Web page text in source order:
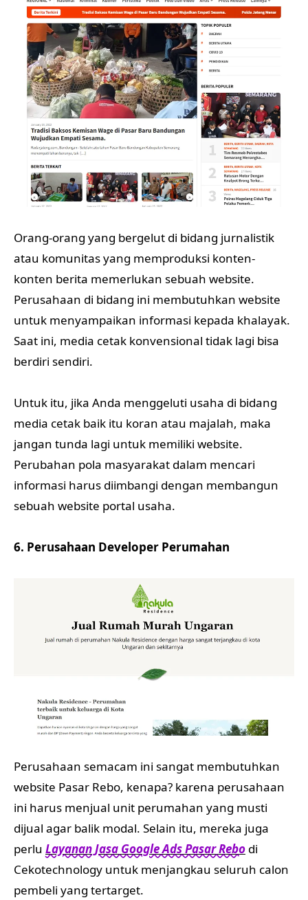
Orang-orang yang bergelut di bidang jurnalistik
atau komunitas yang memproduksi konten-
konten berita memerlukan sebuah website.
Perusahaan di bidang ini membutuhkan website
untuk menyampaikan informasi kepada khalayak.
Saat ini, media cetak konvensional tidak lagi bisa
berdiri sendiri.
Untuk itu, jika Anda menggeluti usaha di bidang
media cetak baik itu koran atau majalah, maka
jangan tunda lagi untuk memiliki website.
Perubahan pola masyarakat dalam mencari
informasi harus diimbangi dengan membangun
sebuah website portal usaha.
6. Perusahaan Developer Perumahan
Perusahaan semacam ini sangat membutuhkan
website Pasar Rebo, kenapa? karena perusahaan
ini harus menjual unit perumahan yang musti
dijual agar balik modal. Selain itu, mereka juga
perlu Layanan Jasa Google Ads Pasar Rebo di
Cekotechnology untuk menjangkau seluruh calon
pembeli yang tertarget.